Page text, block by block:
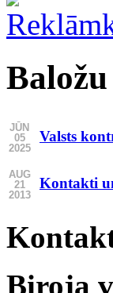
JŪN
05
2025
Valsts
AUG
21
2013
Kontakti
Biroja